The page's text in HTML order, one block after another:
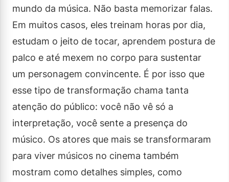
mundo da música. Não basta memorizar falas.
Em muitos casos, eles treinam horas por dia,
estudam o jeito de tocar, aprendem postura de
palco e até mexem no corpo para sustentar
um personagem convincente. É por isso que
esse tipo de transformação chama tanta
atenção do público: você não vê só a
interpretação, você sente a presença do
músico. Os atores que mais se transformaram
para viver músicos no cinema também
mostram como detalhes simples, como